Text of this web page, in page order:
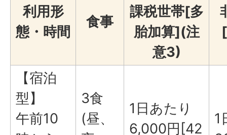
利用形
態・時間
食事
課税世帯[多
胎加算](注
意3)
【宿泊
型】
午前10
3食
(昼、
1日あたり
6,000円[42
1